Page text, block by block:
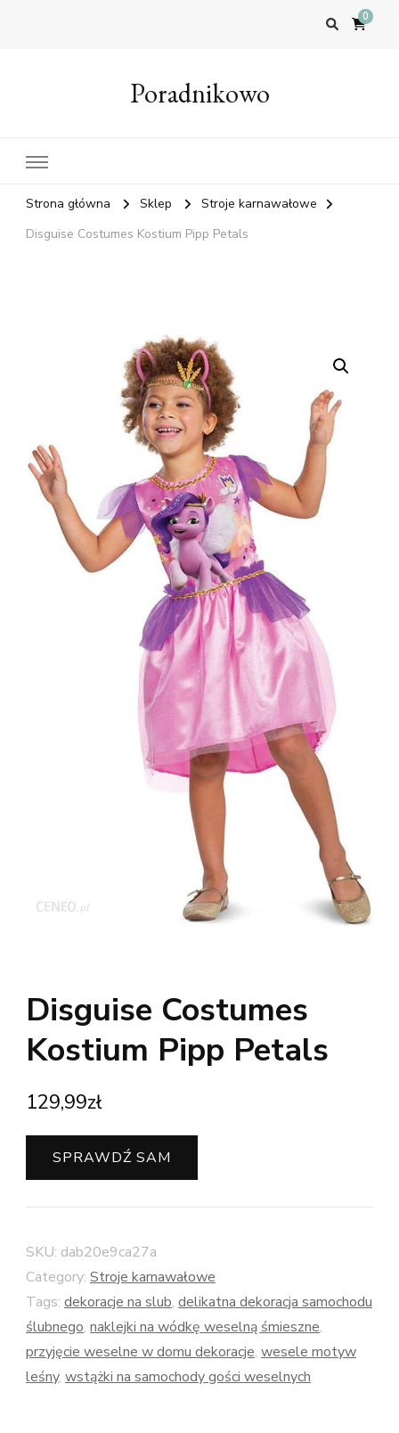
0
Poradnikowo
Strona główna Sklep
Stroje karnawałowe
Disguise Costumes Kostium Pipp Petals
Disguise Costumes
Kostium Pipp Petals
129,99zł
SPRAWDŹ SAM
SKU: dab20e9ca27a
Category: Stroje karnawałowe
Tags: dekoracje na slub, delikatna dekoracja samochodu
ślubnego, naklejki na wódkę weselną śmieszne,
przyjęcie weselne w domu dekoracje, wesele motyw
leśny, wstążki na samochody gości weselnych